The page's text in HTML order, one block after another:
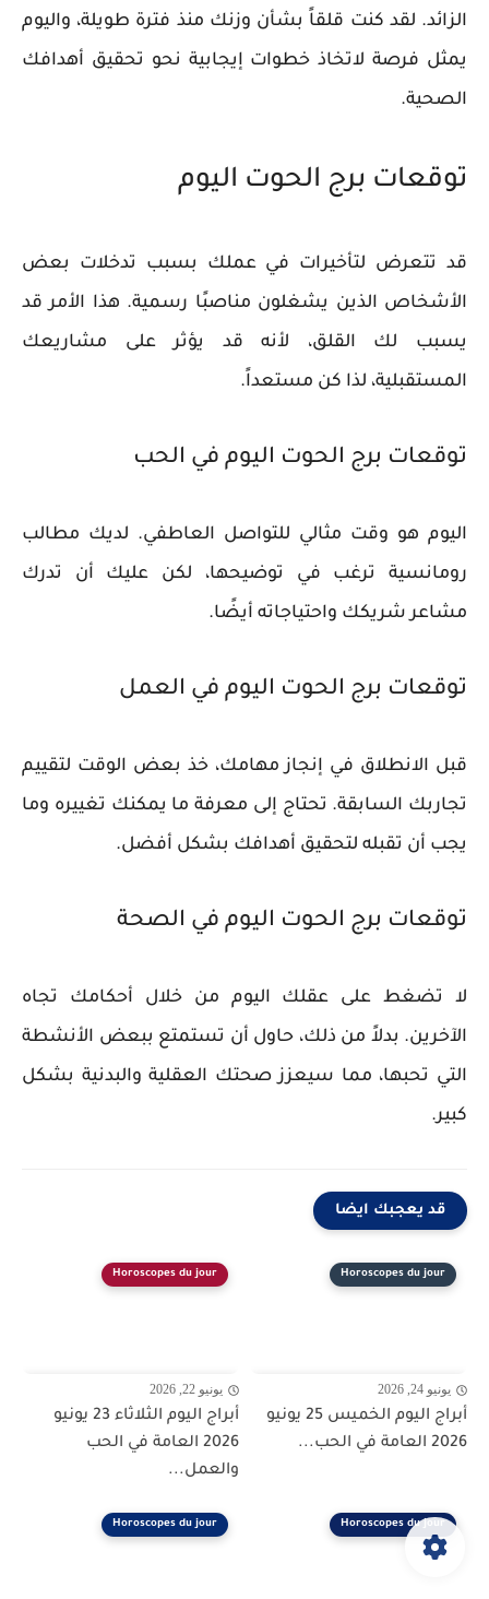
الزائد. لقد كنت قلقاً بشأن وزنك منذ فترة طويلة، واليوم
يمثل فرصة لاتخاذ خطوات إيجابية نحو تحقيق أهدافك
الصحية.
توقعات برج الحوت اليوم
قد تتعرض لتأخيرات في عملك بسبب تدخلات بعض
الأشخاص الذين يشغلون مناصبًا رسمية. هذا الأمر قد
يسبب لك القلق، لأنه قد يؤثر على مشاريعك
المستقبلية، لذا كن مستعداً.
توقعات برج الحوت اليوم في الحب
اليوم هو وقت مثالي للتواصل العاطفي. لديك مطالب
رومانسية ترغب في توضيحها، لكن عليك أن تدرك
مشاعر شريكك واحتياجاته أيضًا.
توقعات برج الحوت اليوم في العمل
قبل الانطلاق في إنجاز مهامك، خذ بعض الوقت لتقييم
تجاربك السابقة. تحتاج إلى معرفة ما يمكنك تغييره وما
يجب أن تقبله لتحقيق أهدافك بشكل أفضل.
توقعات برج الحوت اليوم في الصحة
لا تضغط على عقلك اليوم من خلال أحكامك تجاه
الآخرين. بدلاً من ذلك، حاول أن تستمتع ببعض الأنشطة
التي تحبها، مما سيعزز صحتك العقلية والبدنية بشكل
كبير.
قد يعجبك ايضا
Horoscopes du jour
يونيو 24, 2026
أبراج اليوم الخميس 25 يونيو
2026 العامة في الحب...
Horoscopes du jour
يونيو 22, 2026
أبراج اليوم الثلاثاء 23 يونيو
2026 العامة في الحب
والعمل...
Horoscopes du jour
Horoscopes du jour